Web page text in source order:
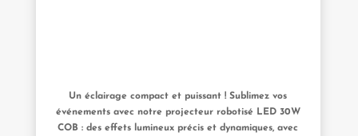
Un éclairage compact et puissant ! Sublimez vos
événements avec notre projecteur robotisé LED 30W
COB : des effets lumineux précis et dynamiques, avec